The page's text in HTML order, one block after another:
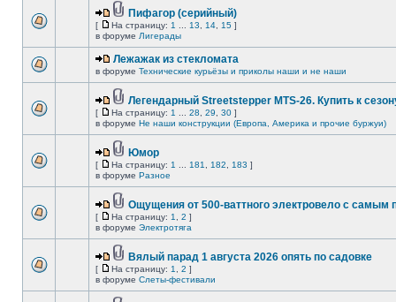
Пифагор (серийный)
[ На страницу: 1 13 14 15 ]
в форуме Лигерады
Лежажак из стекломата
в форуме Технические курьёзы и приколы наши и не наши
Легендарный Streetstepper MTS-26. Купить к
[ На страницу: 1 28 29 30 ]
в форуме Не наши конструкции (Европа, Америка и прочие буржуи)
Юмор
[ На страницу: 1 181 182 183 ]
в форуме Разное
Ощущения от 500-ваттного электровело с самым
[ На страницу: 1 2 ]
в форуме Электротяга
Вялый парад 1 августа 2026 опять по садовке
[ На страницу: 1 2 ]
в форуме Слеты-фестивали